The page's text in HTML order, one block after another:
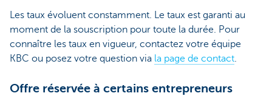
Les taux évoluent constamment. Le taux est garanti au
moment de la souscription pour toute la durée. Pour
connaître les taux en vigueur, contactez votre équipe
KBC ou posez votre question via la page de contact
Offre réservée à certains entrepreneurs